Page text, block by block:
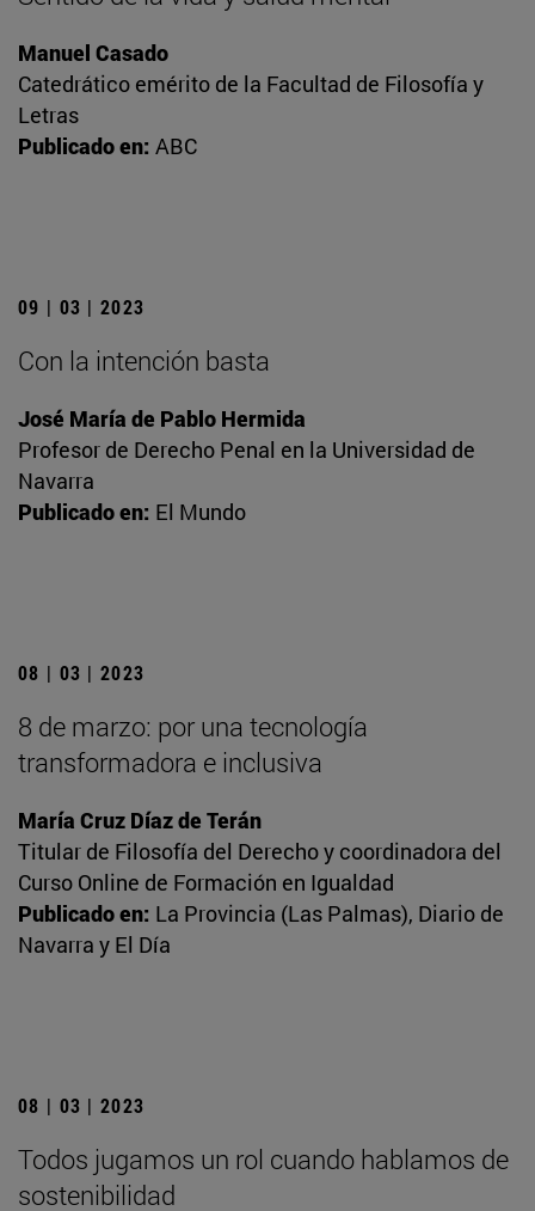
Manuel Casado
Catedrático emérito de la Facultad de Filosofía y
Letras
Publicado en: ABC
09 | 03 | 2023
Con la intención basta
José María de Pablo Hermida
Profesor de Derecho Penal en la Universidad de
Navarra
Publicado en: El Mundo
08 | 03 | 2023
8 de marzo: por una tecnología
transformadora e inclusiva
María Cruz Díaz de Terán
Titular de Filosofía del Derecho y coordinadora del
Curso Online de Formación en Igualdad
Publicado en: La Provincia (Las Palmas), Diario de
Navarra y El Día
08 | 03 | 2023
Todos jugamos un rol cuando hablamos de
sostenibilidad